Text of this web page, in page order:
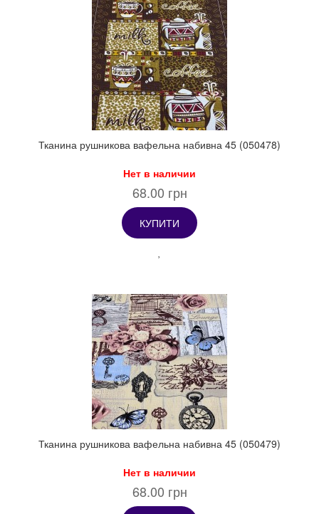
Тканина рушникова вафельна набивна 45 (050478)
Нет в наличии
68.00 грн
КУПИТИ
Тканина рушникова вафельна набивна 45 (050479)
Нет в наличии
68.00 грн